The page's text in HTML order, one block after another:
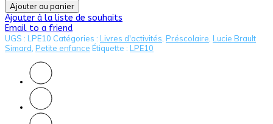
Ajouter au panier
Ajouter à la liste de souhaits
Email to a friend
UGS : LPE10 Catégories : Livres d'activités Préscolaire Lucie Brault
Simard Petite enfance Étiquette : LPE10